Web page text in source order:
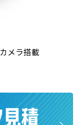
メラ搭載